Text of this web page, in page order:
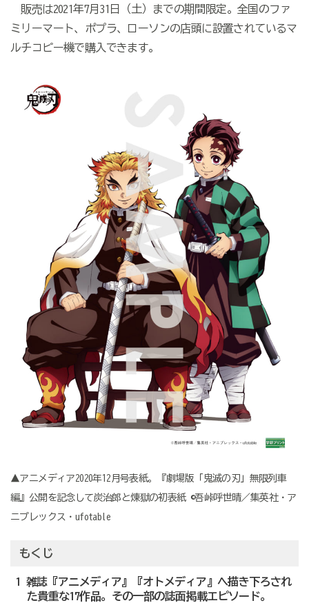
販売は2021年7月31日（土）までの期間限定。全国のファ
ミリーマート、ポプラ、ローソンの店頭に設置されているマ
ルチコピー機で購入できます。
▲アニメディア2020年12月号表紙。『劇場版「鬼滅の刃」無限列車
編』公開を記念して炭治郎と煉󠄁獄の初表紙 ©吾峠呼世晴／集英社・ア
ニプレックス・ufotable
もくじ
1 雑誌『アニメディア』『オトメディア』へ描き下ろされ
た貴重な17作品。その一部の誌面掲載エピソード。